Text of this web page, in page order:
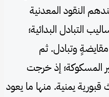
النقود المعدنية
التبادل البدائية؛
وتبادل. ثم
المسكوكة؛ إذ خرجت
قبورية يمنية. منها ما يعود